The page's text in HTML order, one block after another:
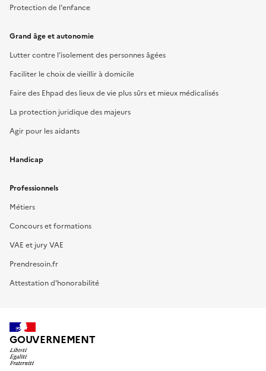
Protection de l'enfance
Grand âge et autonomie
Lutter contre l’isolement des personnes âgées
Faciliter le choix de vieillir à domicile
Faire des Ehpad des lieux de vie plus sûrs et mieux médicalisés
La protection juridique des majeurs
Agir pour les aidants
Handicap
Professionnels
Métiers
Concours et formations
VAE et jury VAE
Prendresoin.fr
Attestation d'honorabilité
GOUVERNEMENT